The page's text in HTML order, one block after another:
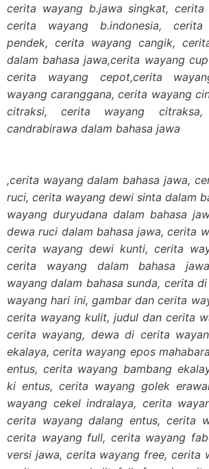
cerita wayang b.jawa singkat, cerita
cerita wayang b.indonesia,
pendek, cerita wayang cangik,
dalam bahasa jawa,cerita wayang
cerita wayang cepot,cerita
wayang caranggana, cerita wayang
citraksi, cerita wayang
candrabirawa dalam bahasa jawa
,cerita wayang dalam bahasa jawa,
ruci, cerita wayang dewi sinta dalam
wayang duryudana dalam bahasa
dewa ruci dalam bahasa jawa, cerita
cerita wayang dewi kunti, cerita
cerita wayang dalam bahasa
wayang dalam bahasa sunda, cerita
wayang hari ini, gambar dan cerita
cerita wayang kulit, judul dan cerita
cerita wayang, dewa di cerita
ekalaya, cerita wayang epos
entus, cerita wayang bambang
ki entus, cerita wayang golek
wayang cekel indralaya, cerita
cerita wayang dalang entus, cerita
cerita wayang full, cerita wayang
versi jawa, cerita wayang free, cerita